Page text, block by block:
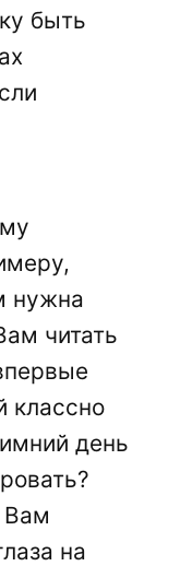
быть
нужна
читать
классно
день
Вам
на